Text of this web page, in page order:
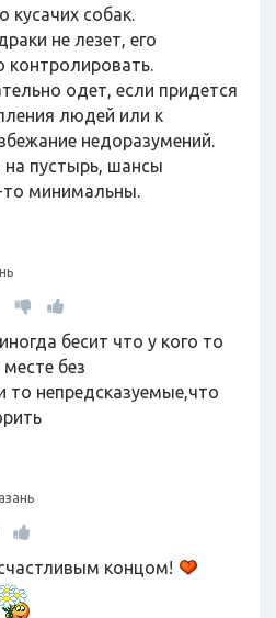
кусачих собак.
не лезет, его
контролировать.
одет, если придется
людей или к
недоразумений.
на пустырь, шансы
то минимальны.
бесит что у кого то
без
непредсказуемые,что
концом!